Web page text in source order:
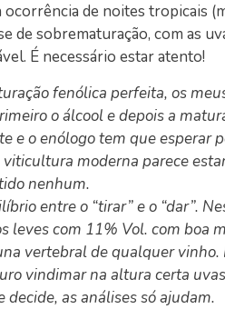
de noites tropicais
de sobrematuração, com as
É necessário estar atento!
fenólica perfeita, os
o álcool e depois a
e o enólogo tem que esperar
moderna parece
nenhum.
entre o “tirar” e o “dar”.
leves com 11% Vol. com boa
vertebral de qualquer
vindimar na altura certa
as análises só ajudam.